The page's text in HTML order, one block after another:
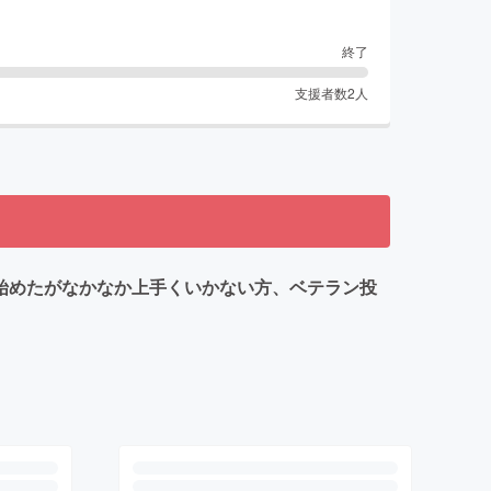
終了
支援者数2 人
たがなかなか上手くいかない方、ベテラン投